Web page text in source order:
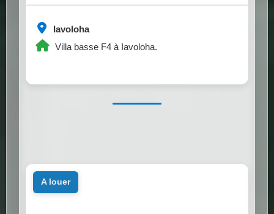
Iavoloha
Villa basse F4 à Iavoloha.
a louer